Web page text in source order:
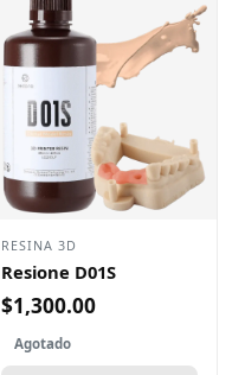
RESINA 3D
Resione D01S
$1,300.00
Agotado